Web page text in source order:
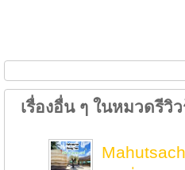
เรื่องอื่น ๆ ในหมวดรี